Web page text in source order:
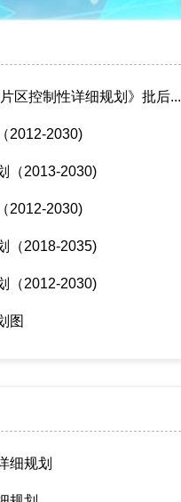
区控制性详细规划》批后...
2012-2030)
（2013-2030)
2012-2030)
（2018-2035)
（2012-2030)
图
细规划